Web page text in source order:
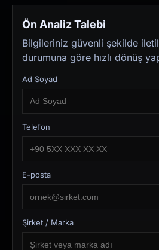
Ön Analiz Talebi
Bilgileriniz güvenli şekilde
durumuna göre hızlı dönüş
Ad Soyad
Telefon
E-posta
Şirket / Marka